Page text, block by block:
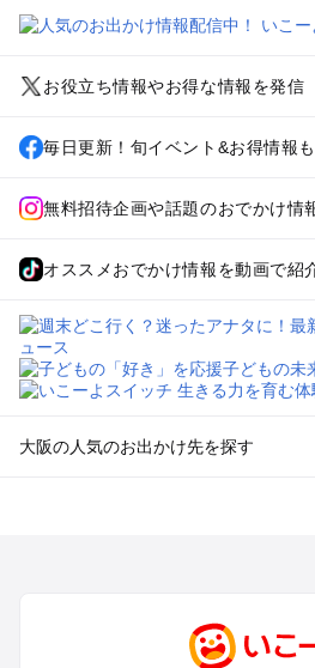
お役立ち情報やお得な情報を発信
毎日更新！旬イベント&お得情報も
無料招待企画や話題のおでかけ情
オススメおでかけ情報を動画で紹
大阪の人気のお出かけ先を探す
梅田・キタ・淀屋橋・本町・福島の